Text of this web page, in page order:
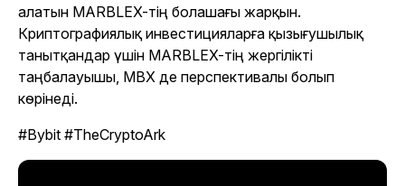
алатын MARBLEX-тің болашағы жарқын.
Криптографиялық инвестицияларға қызығушылық
танытқандар үшін MARBLEX-тің жергілікті
таңбалауышы, MBX де перспективалы болып
көрінеді.
#Bybit #TheCryptoArk